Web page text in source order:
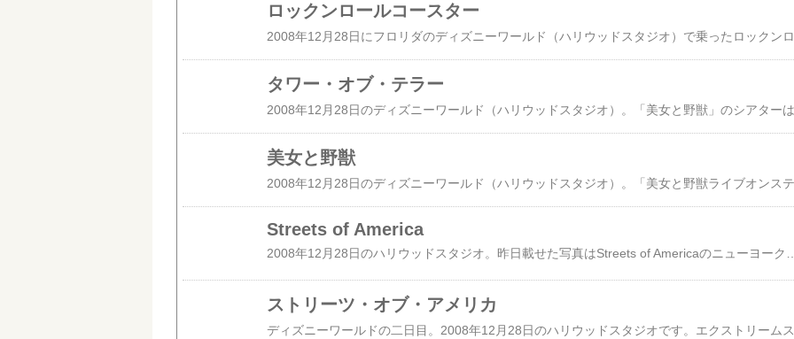
ロックンロールコースター
タワー・オブ・テラー
美女と野獣
Streets of America
ストリーツ・オブ・アメリカ